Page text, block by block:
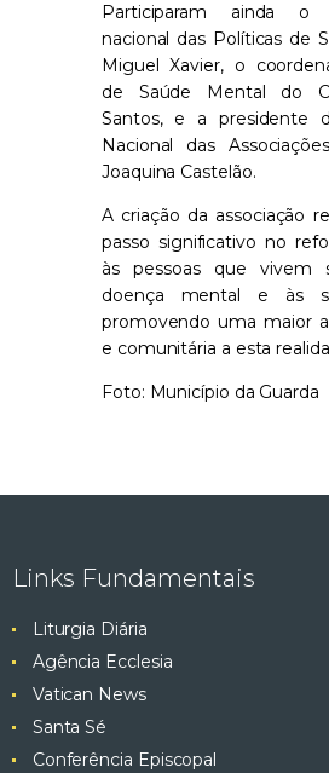
Participaram ainda o
nacional das Políticas de
Miguel Xavier, o
de Saúde Mental do
Santos, e a presidente
Nacional das
Joaquina Castelão.
A criação da associação
passo significativo no
às pessoas que vivem
doença mental e às
promovendo uma maior
e comunitária a esta
Foto: Município da Guarda
Links Fundamentais
Liturgia Diária
Agência Ecclesia
Vatican News
Santa Sé
Conferência Episcopal